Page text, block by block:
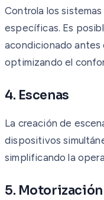
Controla los
específicas. Es
acondicionado antes
optimizando el
4. Escenas
La creación de
dispositivos
simplificando la
5. Motorización